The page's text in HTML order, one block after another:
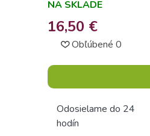
NA SKLADE
16,50 €
Obľúbené 0
Odosielame do 24
hodín